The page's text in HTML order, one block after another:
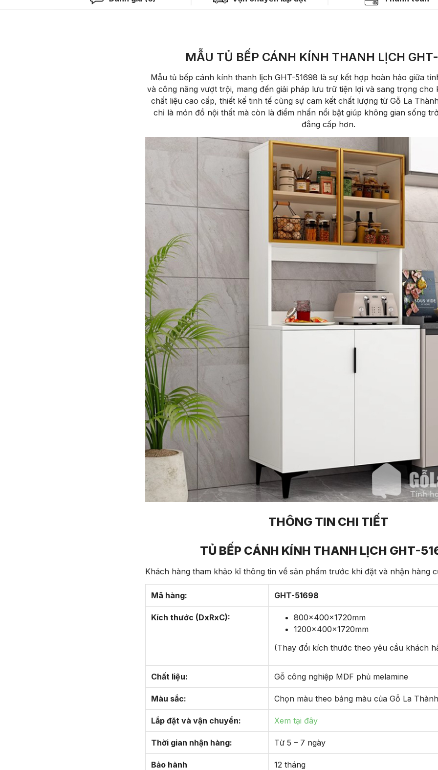
MẪU TỦ BẾP CÁNH KÍNH THANH LỊCH
Mẫu tủ bếp cánh kính thanh lịch GHT-51698 là sự kết hợp hoàn hảo giữa
và công năng vượt trội, mang đến giải pháp lưu trữ tiện lợi và sang trọng cho
chất liệu cao cấp, thiết kế tinh tế cùng sự cam kết chất lượng từ Gỗ La
chỉ là món đồ nội thất mà còn là điểm nhấn nổi bật giúp không gian sống
đẳng cấp hơn.
THÔNG TIN CHI TIẾT
TỦ BẾP CÁNH KÍNH THANH LỊCH GHT-
Khách hàng tham khảo kĩ thông tin về sản phẩm trước khi đặt và nhận hàng
Mã hàng: GHT-51698
Kích thước (DxRxC):
800x400x1720mm
1200x400x1720mm
(Thay đổi kích thước theo yêu cầu khách
Chất liệu: Gỗ công nghiệp MDF phủ melamine
Màu sắc: Chọn màu theo bảng màu của Gỗ La Thành
Lắp đặt và vận chuyển: Xem tại đây
Thời gian nhận hàng: Từ 5 – 7 ngày
Bảo hành 12 tháng